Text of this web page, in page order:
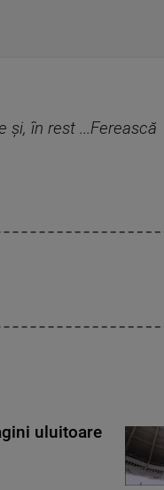
și, în rest ...Ferească
uluitoare